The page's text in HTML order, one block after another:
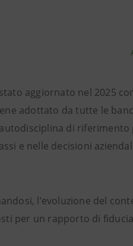
aggiornato nel 2025
adottato da tutte le
di riferimento
e nelle decisioni
l’evoluzione del
per un rapporto di